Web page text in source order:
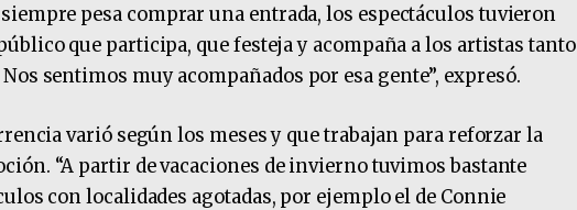
pesa comprar una entrada, los espectáculos tuvieron
que participa, que festeja y acompaña a los artistas tanto
sentimos muy acompañados por esa gente”, expresó.
varió según los meses y que trabajan para reforzar la
“A partir de vacaciones de invierno tuvimos bastante
con localidades agotadas, por ejemplo el de Connie